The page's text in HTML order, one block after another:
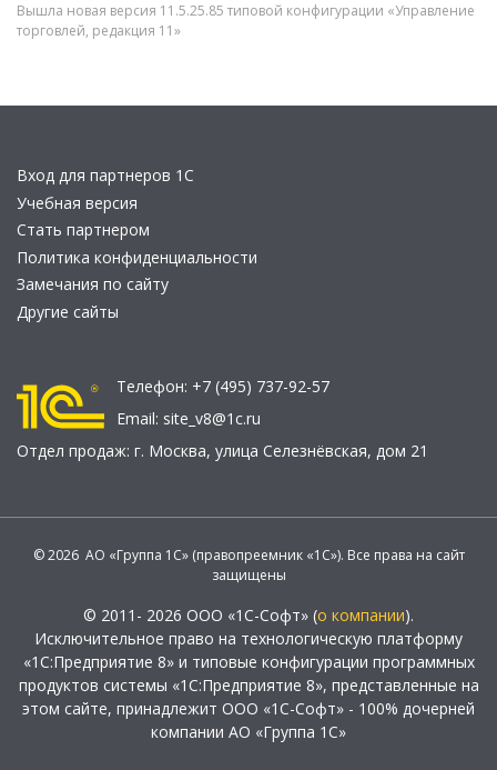
Вышла новая версия 11.5.25.85 типовой конфигурации «Управление
торговлей, редакция 11»
Вход для партнеров 1С
Учебная версия
Стать партнером
Политика конфиденциальности
Замечания по сайту
Другие сайты
Телефон: +7 (495) 737-92-57
Email: site_v8@1c.ru
Отдел продаж: г. Москва, улица Селезнёвская, дом 21
© 2026 АО «Группа 1С» (правопреемник «1С»). Все права на сайт
защищены
© 2011- 2026 ООО «1С-Софт» (о компании).
Исключительное право на технологическую платформу
«1С:Предприятие 8» и типовые конфигурации программных
продуктов системы «1С:Предприятие 8», представленные на
этом сайте, принадлежит ООО «1С-Софт» - 100% дочерней
компании АО «Группа 1С»